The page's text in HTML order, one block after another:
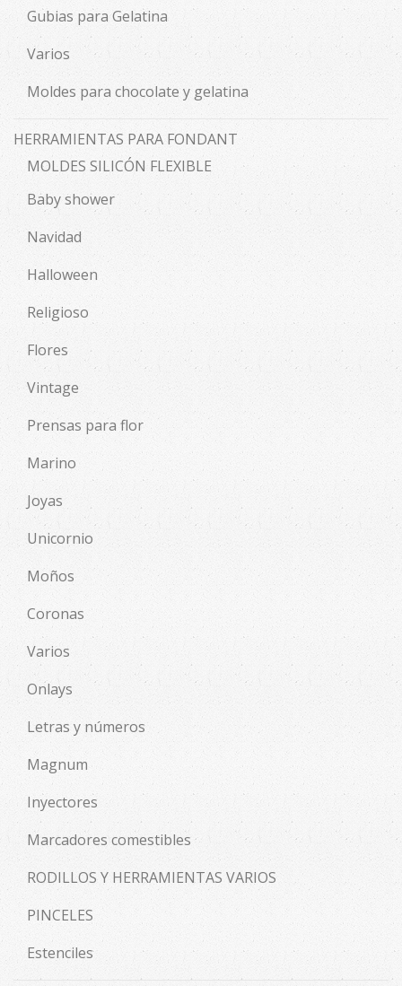
Gubias para Gelatina
Varios
Moldes para chocolate y gelatina
HERRAMIENTAS PARA FONDANT
MOLDES SILICÓN FLEXIBLE
Baby shower
Navidad
Halloween
Religioso
Flores
Vintage
Prensas para flor
Marino
Joyas
Unicornio
Moños
Coronas
Varios
Onlays
Letras y números
Magnum
Inyectores
Marcadores comestibles
RODILLOS Y HERRAMIENTAS VARIOS
PINCELES
Estenciles